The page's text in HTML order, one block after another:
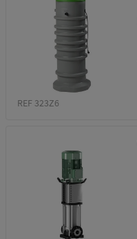
REF 323Z6